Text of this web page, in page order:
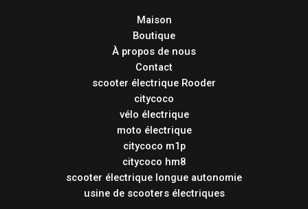
Maison
Boutique
À propos de nous
Contact
scooter électrique Rooder
citycoco
vélo électrique
moto électrique
citycoco m1p
citycoco hm8
scooter électrique longue autonomie
usine de scooters électriques